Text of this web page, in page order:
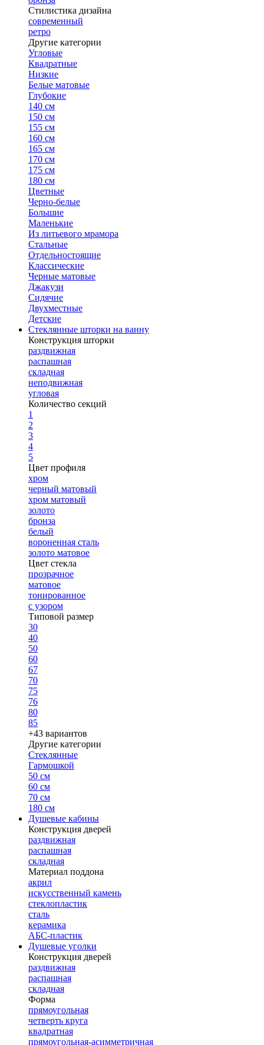
Стилистика дизайна
современный
ретро
Другие категории
Угловые
Квадратные
Низкие
Белые матовые
Глубокие
140 см
150 см
155 см
160 см
165 см
170 см
175 см
180 см
Цветные
Черно-белые
Большие
Маленькие
Из литьевого мрамора
Стальные
Отдельностоящие
Классические
Черные матовые
Джакузи
Сидячие
Двухместные
Детские
Стеклянные шторки на ванну
Конструкция шторки
раздвижная
распашная
складная
неподвижная
угловая
Количество секций
1
2
3
4
5
Цвет профиля
хром
черный матовый
хром матовый
золото
бронза
белый
вороненная сталь
золото матовое
Цвет стекла
прозрачное
матовое
тонированное
с узором
Типовой размер
30
40
50
60
67
70
75
76
80
85
+43 вариантов
Другие категории
Стеклянные
Гармошкой
50 см
60 см
70 см
180 см
Душевые кабины
Конструкция дверей
раздвижная
распашная
складная
Материал поддона
акрил
искусственный камень
стеклопластик
сталь
керамика
АБС-пластик
Душевые уголки
Конструкция дверей
раздвижная
распашная
складная
Форма
прямоугольная
четверть круга
квадратная
прямоугольная-асимметричная